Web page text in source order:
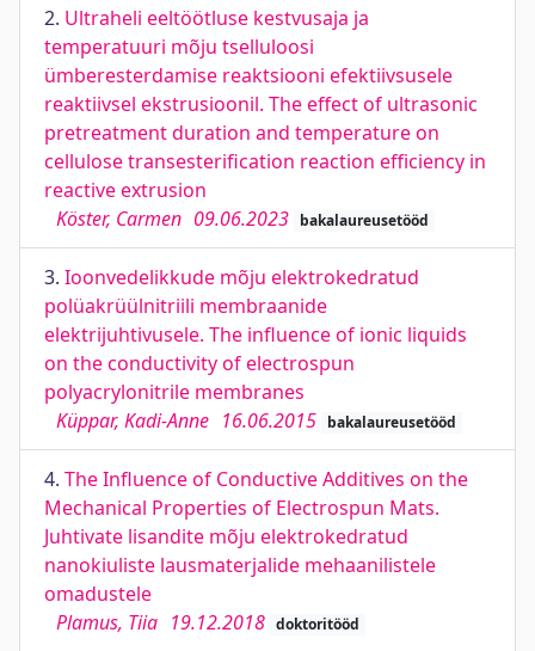
2. Ultraheli eeltöötluse kestvusaja ja
temperatuuri mõju tselluloosi
ümberesterdamise reaktsiooni efektiivsusele
reaktiivsel ekstrusioonil. The effect of ultrasonic
pretreatment duration and temperature on
cellulose transesterification reaction efficiency in
reactive extrusion
Köster, Carmen 09.06.2023 bakalaureusetööd
3. Ioonvedelikkude mõju elektrokedratud
polüakrüülnitriili membraanide
elektrijuhtivusele. The influence of ionic liquids
on the conductivity of electrospun
polyacrylonitrile membranes
Küppar, Kadi-Anne 16.06.2015 bakalaureusetööd
4. The Influence of Conductive Additives on the
Mechanical Properties of Electrospun Mats.
Juhtivate lisandite mõju elektrokedratud
nanokiuliste lausmaterjalide mehaanilistele
omadustele
Plamus, Tiia 19.12.2018 doktoritööd